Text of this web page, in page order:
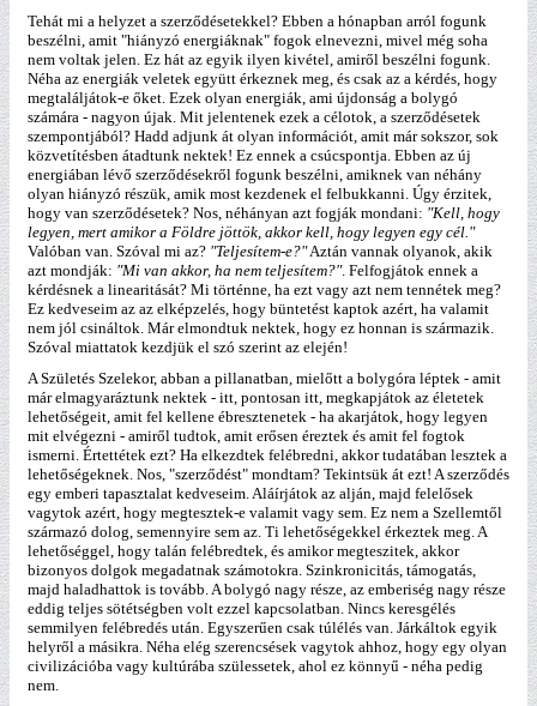
Tehát mi a helyzet a szerződésetekkel? Ebben a hónapban arról fogunk
beszélni, amit "hiányzó energiáknak" fogok elnevezni, mivel még soha
nem voltak jelen. Ez hát az egyik ilyen kivétel, amiről beszélni fogunk.
Néha az energiák veletek együtt érkeznek meg, és csak az a kérdés, hogy
megtaláljátok-e őket. Ezek olyan energiák, ami újdonság a bolygó
számára - nagyon újak. Mit jelentenek ezek a célotok, a szerződésetek
szempontjából? Hadd adjunk át olyan információt, amit már sokszor, sok
közvetítésben átadtunk nektek! Ez ennek a csúcspontja. Ebben az új
energiában lévő szerződésekről fogunk beszélni, amiknek van néhány
olyan hiányzó részük, amik most kezdenek el felbukkanni. Úgy érzitek,
hogy van szerződésetek? Nos, néhányan azt fogják mondani: "Kell, hogy
legyen, mert amikor a Földre jöttök, akkor kell, hogy legyen egy cél."
Valóban van. Szóval mi az? "Teljesítem-e?"Aztán vannak olyanok, akik
azt mondják: "Mi van akkor, ha nem teljesítem?". Felfogjátok ennek a
kérdésnek a linearitását? Mi történne, ha ezt vagy azt nem tennétek meg?
Ez kedveseim az az elképzelés, hogy büntetést kaptok azért, ha valamit
nem jól csináltok. Már elmondtuk nektek, hogy ez honnan is származik.
Szóval miattatok kezdjük el szó szerint az elején!
A Születés Szelekor, abban a pillanatban, mielőtt a bolygóra léptek - amit
már elmagyaráztunk nektek - itt, pontosan itt, megkapjátok az életetek
lehetőségeit, amit fel kellene ébresztenetek - ha akarjátok, hogy legyen
mit elvégezni - amiről tudtok, amit erősen éreztek és amit fel fogtok
ismerni. Értettétek ezt? Ha elkezdtek felébredni, akkor tudatában lesztek a
lehetőségeknek. Nos, "szerződést" mondtam? Tekintsük át ezt! A szerződés
egy emberi tapasztalat kedveseim. Aláírjátok az alján, majd felelősek
vagytok azért, hogy megtesztek-e valamit vagy sem. Ez nem a Szellemtől
származó dolog, semennyire sem az. Ti lehetőségekkel érkeztek meg. A
lehetőséggel, hogy talán felébredtek, és amikor megteszitek, akkor
bizonyos dolgok megadatnak számotokra. Szinkronicitás, támogatás,
majd haladhattok is tovább. A bolygó nagy része, az emberiség nagy része
eddig teljes sötétségben volt ezzel kapcsolatban. Nincs keresgélés
semmilyen felébredés után. Egyszerűen csak túlélés van. Járkáltok egyik
helyről a másikra. Néha elég szerencsések vagytok ahhoz, hogy egy olyan
civilizációba vagy kultúrába szülessetek, ahol ez könnyű - néha pedig
nem.